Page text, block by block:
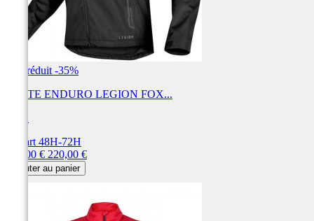
Prix réduit -35%
VESTE ENDURO LEGION FOX...
Départ 48H-72H
143,00 € Prix
de
base
220,00 €
Ajouter au panier